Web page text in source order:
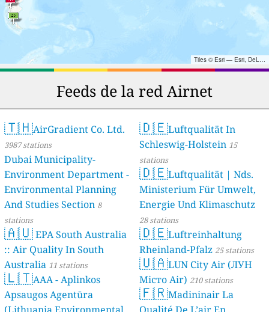
Tiles © Esri — Esri, DeLorme, NAVTEQ, TomTom, Intermap, iPC, USGS, FAO, NPS, NRCAN, GeoBase, Kadaster NL, Ordnance Survey, Esri Japan, METI, Esri China (Hong Kong), and the GIS User Community
Feeds de la red Airnet
🇹🇭AirGradient Co. Ltd.
3987 stations
Dubai Municipality-
Environment Department -
Environmental Planning
And Studies Section 8
stations
🇦🇺EPA South Australia
:: Air Quality In South
Australia 11 stations
🇱🇹AAA - Aplinkos
Apsaugos Agentūra
🇩🇪Luftqualität In
Schleswig-Holstein 15
stations
🇩🇪Luftqualität | Nds.
Ministerium Für Umwelt,
Energie Und Klimaschutz
28 stations
🇩🇪Luftreinhaltung
Rheinland-Pfalz 25 stations
🇺🇦LUN City Air (ЛУН
Місто Air) 210 stations
🇫🇷Madininair La